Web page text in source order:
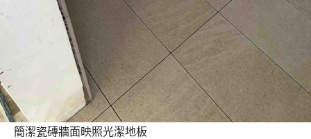
簡潔瓷磚牆面映照光潔地板